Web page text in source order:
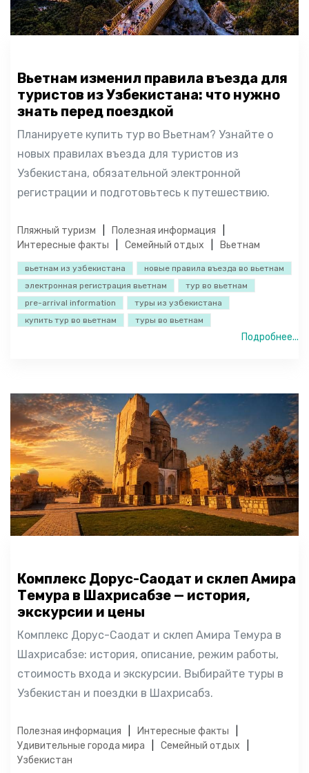
Вьетнам изменил правила въезда для
туристов из Узбекистана: что нужно
знать перед поездкой
Планируете купить тур во Вьетнам? Узнайте о
новых правилах въезда для туристов из
Узбекистана, обязательной электронной
регистрации и подготовьтесь к путешествию.
Пляжный туризм
Полезная информация
Интересные факты
Семейный отдых Вьетнам
вьетнам из узбекистана
новые правила въезда во вьетнам
электронная регистрация вьетнам
тур во вьетнам
pre-arrival information
туры из узбекистана
купить тур во вьетнам
туры во вьетнам
Подробнее...
Комплекс Дорус-Саодат и склеп Амира
Темура в Шахрисабзе — история,
экскурсии и цены
Комплекс Дорус-Саодат и склеп Амира Темура в
Шахрисабзе: история, описание, режим работы,
стоимость входа и экскурсии. Выбирайте туры в
Узбекистан и поездки в Шахрисабз.
Полезная информация
Интересные факты
Удивительные города мира
Семейный отдых
Узбекистан